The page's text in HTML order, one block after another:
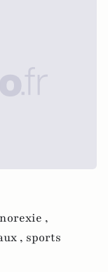
,
, sports